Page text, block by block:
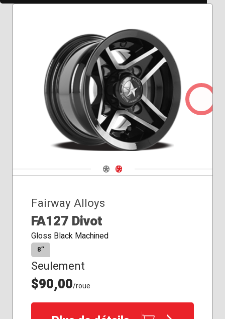
Navigate 1
Navigate 2
Fairway Alloys
FA127 Divot
Gloss Black Machined
8″
Seulement
$90,00/roue